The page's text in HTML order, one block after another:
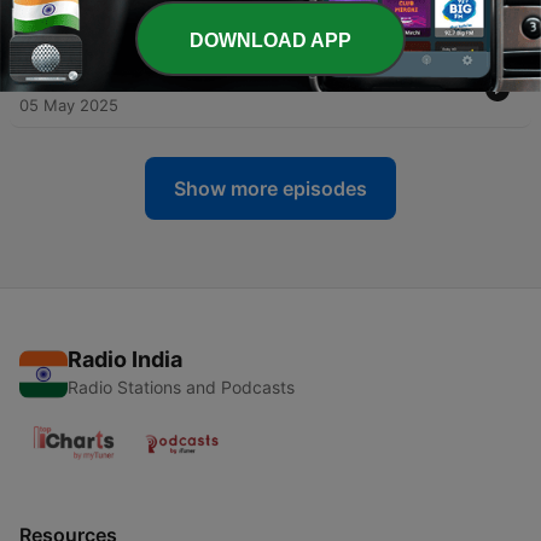
05 Mar 2026
82 - Cercare un Blackjack quando hai un 17
05 May 2025
Show more episodes
Radio India
Radio Stations and Podcasts
Resources
DOWNLOAD APP